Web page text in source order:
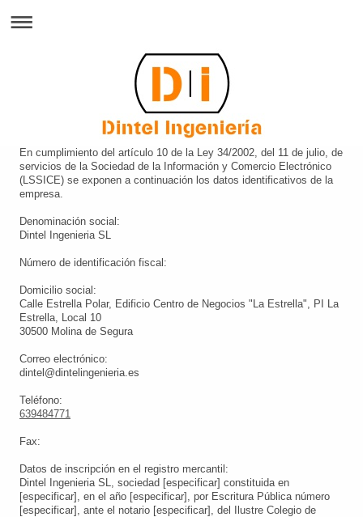
En cumplimiento del artículo 10 de la Ley 34/2002, del 11 de julio, de
servicios de la Sociedad de la Información y Comercio Electrónico
(LSSICE) se exponen a continuación los datos identificativos de la
empresa.
Denominación social:
Dintel Ingenieria SL
Número de identificación fiscal:
Domicilio social:
Calle Estrella Polar, Edificio Centro de Negocios "La Estrella", PI La
Estrella, Local 10
30500 Molina de Segura
Correo electrónico:
dintel@dintelingenieria.es
Teléfono:
639484771
Fax:
Datos de inscripción en el registro mercantil:
Dintel Ingenieria SL, sociedad [especificar] constituida en
[especificar], en el año [especificar], por Escritura Pública número
[especificar], ante el notario [especificar], del Ilustre Colegio de